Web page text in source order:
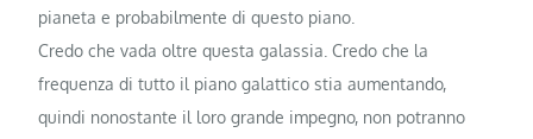
pianeta e probabilmente di questo piano.
Credo che vada oltre questa galassia. Credo che la
frequenza di tutto il piano galattico stia aumentando,
quindi nonostante il loro grande impegno, non potranno